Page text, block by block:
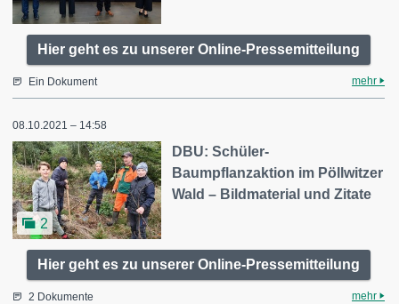
Hier geht es zu unserer Online-Pressemitteilung
Ein Dokument mehr
08.10.2021 – 14:58
2
DBU: Schüler-
Baumpflanzaktion im Pöllwitzer
Wald – Bildmaterial und Zitate
Hier geht es zu unserer Online-Pressemitteilung
2 Dokumente mehr